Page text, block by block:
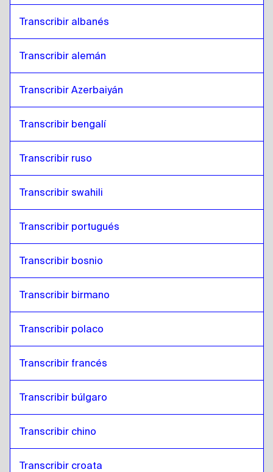
Transcribir albanés
Transcribir alemán
Transcribir Azerbaiyán
Transcribir bengalí
Transcribir ruso
Transcribir swahili
Transcribir portugués
Transcribir bosnio
Transcribir birmano
Transcribir polaco
Transcribir francés
Transcribir búlgaro
Transcribir chino
Transcribir croata